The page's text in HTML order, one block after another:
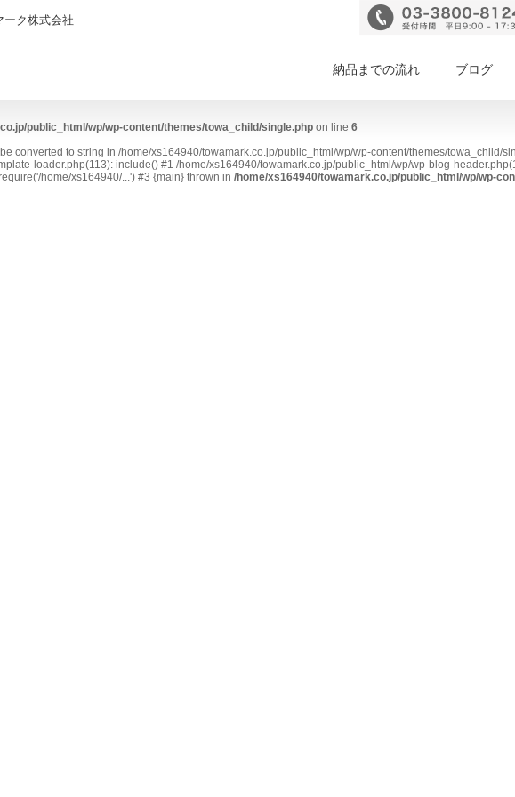
ーク株式会社
納品までの流れ ブログ
public_html/wp/wp-content/themes/towa_child/single.php on line 6
converted to string in /home/xs164940/towamark.co.jp/public_html/wp/wp-content/themes/towa_child/
loader.php(113): include() #1 /home/xs164940/towamark.co.jp/public_html/wp/wp-blog-
home/xs164940/...') #3 {main} thrown in /home/xs164940/towamark.co.jp/public_html/wp/wp-